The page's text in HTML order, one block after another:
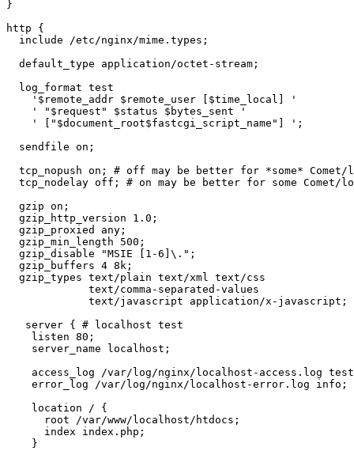
}
http {
  include /etc/nginx/mime.types;
  default_type application/octet-stream;
  log_format test
    '$remote_addr $remote_user [$time_local] '
    ' "$request" $status $bytes_sent '
    ' ["$document_root$fastcgi_script_name"] ';
  sendfile on;
tcp_nopush on; # off may be better for *some* Comet/
tcp_nodelay off; # on may be better for some Comet/
  gzip on;
  gzip_http_version 1.0;
  gzip_proxied any;
  gzip_min_length 500;
  gzip_disable "MSIE [1-6]\.";
  gzip_buffers 4 8k;
  gzip_types text/plain text/xml text/css
             text/comma-separated-values
             text/javascript application/x-javascript;
   server { # localhost test
    listen 80;
    server_name localhost;
access_log /var/log/nginx/localhost-access.log
    error_log /var/log/nginx/localhost-error.log info;
    location / {
      root /var/www/localhost/htdocs;
      index index.php;
    }